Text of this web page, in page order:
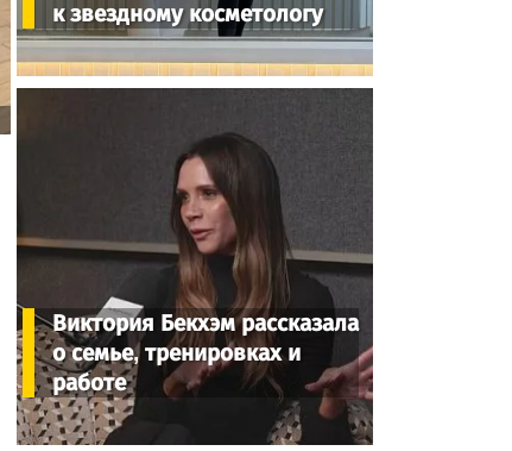
к звездному косметологу
Виктория Бекхэм рассказала
о семье, тренировках и
работе